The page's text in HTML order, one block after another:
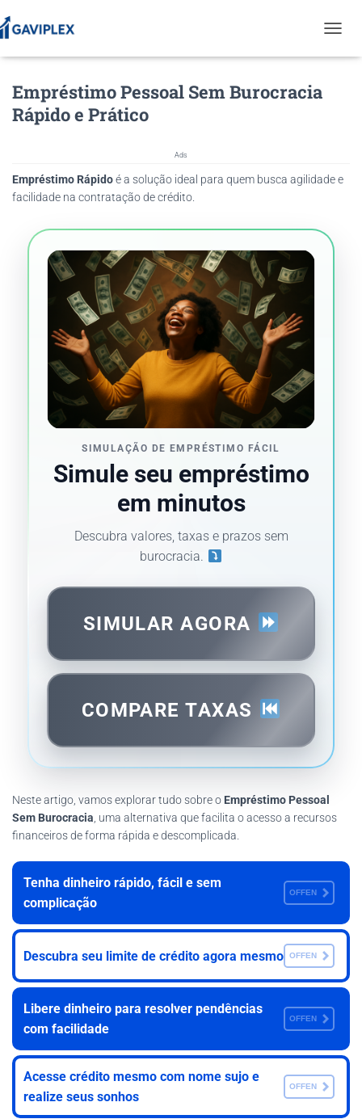
O
I
I
Empréstimo Pessoal Sem Burocracia
Rápido e Prático
Ads
Empréstimo Rápidoé a solução ideal para quem busca agilidade e
facilidade na contratação de crédito.
SIMULAÇÃO DE EMPRÉSTIMO FÁCIL
Simule seu empréstimo
em minutos
Descubra valores, taxas e prazos sem
burocracia.
SIMULAR AGORA
COMPARE TAXAS
Neste artigo, vamos explorar tudo sobre o Empréstimo Pessoal
Sem Burocracia , uma alternativa que facilita o acesso a recursos
financeiros de forma rápida e descomplicada.
Tenha dinheiro rápido, fácil e sem
complicação
OFFEN
Descubra seu limite de crédito agora mesmo OFFEN
Libere dinheiro para resolver pendências
com facilidade
OFFEN
Acesse crédito mesmo com nome sujo e
realize seus sonhos
OFFEN